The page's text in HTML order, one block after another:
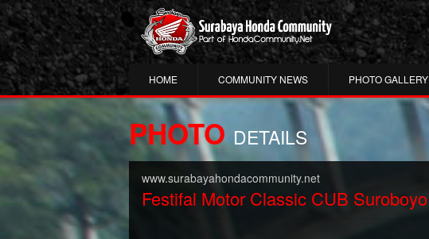
HOME COMMUNITY NEWS PHOTO GALLERY
PHOTO DETAILS
www.surabayahondacommunity.net
Festifal Motor Classic CUB Suroboyo